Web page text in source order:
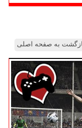
به صفحه اصلی